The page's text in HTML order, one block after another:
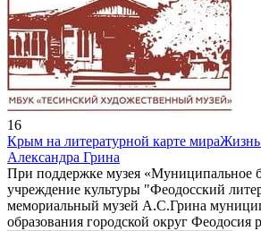
16
Крым на литературной карте мираЖизнь
Александра Грина
При поддержке музея «Муниципальное
учреждение культуры "Феодосский
мемориальный музей А.С.Грина
образования городской округ